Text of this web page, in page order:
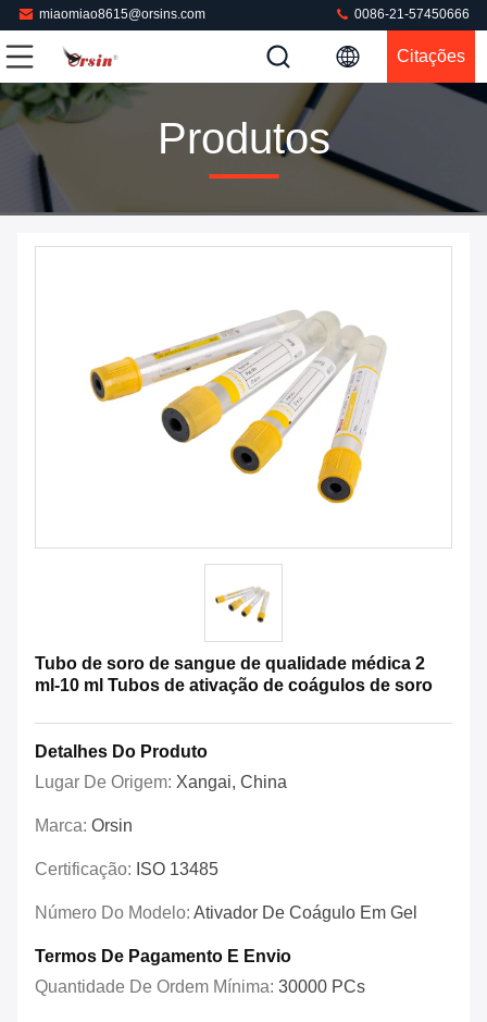
miaomiao8615@orsins.com 0086-21-57450666
Citações
Produtos
Tubo de soro de sangue de qualidade médica 2
ml-10 ml Tubos de ativação de coágulos de soro
Detalhes Do Produto
Lugar De Origem: Xangai, China
Marca: Orsin
Certificação: ISO 13485
Número Do Modelo: Ativador De Coágulo Em Gel
Termos De Pagamento E Envio
Quantidade De Ordem Mínima: 30000 PCs